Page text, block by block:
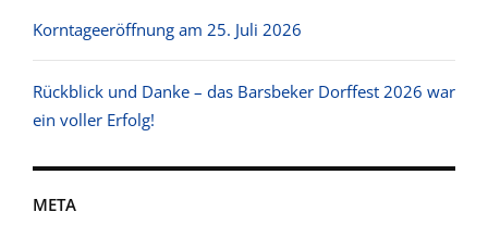
Korntageeröffnung am 25. Juli 2026
Rückblick und Danke – das Barsbeker Dorffest 2026 war
ein voller Erfolg!
META